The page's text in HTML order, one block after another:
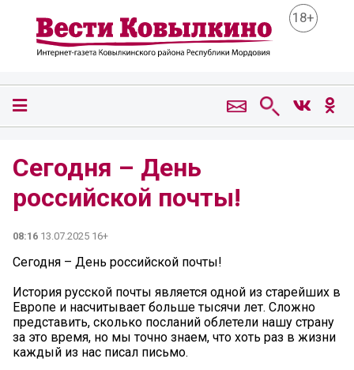
18+
Сегодня – День
российской почты!
08:16 13.07.2025 16+
Сегодня – День российской почты!
История русской почты является одной из старейших в
Европе и насчитывает больше тысячи лет. Сложно
представить, сколько посланий облетели нашу страну
за это время, но мы точно знаем, что хоть раз в жизни
каждый из нас писал письмо.